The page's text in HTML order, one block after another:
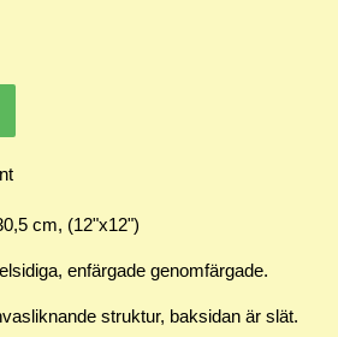
cm, (12"x12")
enfärgade genomfärgade.
struktur, baksidan är slät.